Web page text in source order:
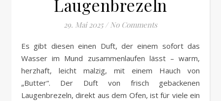
Laugenbrezeln
29. Mai 2025 / No Comments
Es gibt diesen einen Duft, der einem sofort das
Wasser im Mund zusammenlaufen lässt – warm,
herzhaft, leicht malzig, mit einem Hauch von
„Butter“. Der Duft von frisch gebackenen
Laugenbrezeln, direkt aus dem Ofen, ist für viele ein